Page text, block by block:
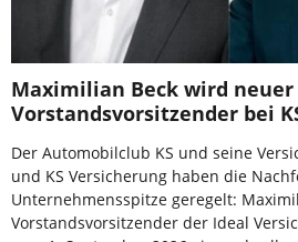
Maximilian Beck wird neuer
Vorstandsvorsitzender bei
Der Automobilclub KS und seine
und KS Versicherung haben die
Unternehmensspitze geregelt:
Vorstandsvorsitzender der Ideal